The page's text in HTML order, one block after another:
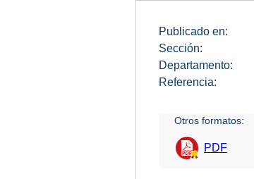
Publicado en:
Sección:
Departamento:
Referencia:
Otros formatos:
PDF